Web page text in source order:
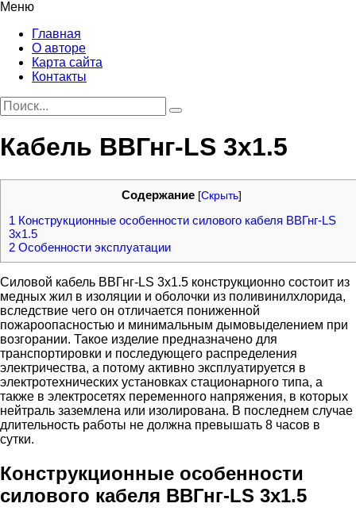
Меню
Главная
О авторе
Карта сайта
Контакты
Кабель ВВГнг-LS 3х1.5
Содержание [Скрыть]
1 Конструкционные особенности силового кабеля ВВГнг-LS
3х1.5
2 Особенности эксплуатации
Силовой кабель ВВГнг-LS 3х1.5 конструкционно состоит из
медных жил в изоляции и оболочки из поливинилхлорида,
вследствие чего он отличается пониженной
пожароопасностью и минимальным дымовыделением при
возгорании. Такое изделие предназначено для
транспортировки и последующего распределения
электричества, а потому активно эксплуатируется в
электротехнических установках стационарного типа, а
также в электросетях переменного напряжения, в которых
нейтраль заземлена или изолирована. В последнем случае
длительность работы не должна превышать 8 часов в
сутки.
Конструкционные особенности
силового кабеля ВВГнг-LS 3х1.5